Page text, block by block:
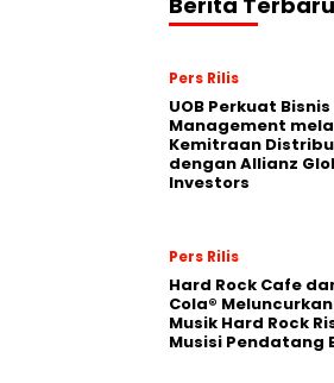
Pers Rilis
UOB Perkuat
Management
Kemitraan
dengan Allianz
Investors
Pers Rilis
Hard Rock Cafe
Cola®
Musik Hard Rock
Musisi Pendatang